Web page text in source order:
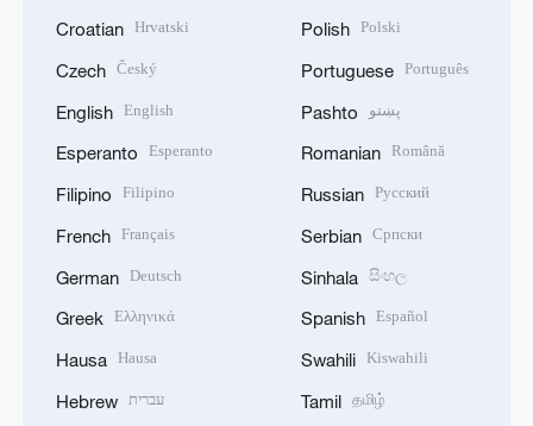
Croatian Hrvatski
Czech Český
English English
Esperanto Esperanto
Filipino Filipino
French Français
German Deutsch
Greek Ελληνικά
Hausa Hausa
Hebrew עברית
Polish Polski
Portuguese Português
Pashto پښتو
Romanian Română
Russian Русский
Serbian Српски
Sinhala සිංහල
Spanish Español
Swahili Kiswahili
Tamil தமிழ்